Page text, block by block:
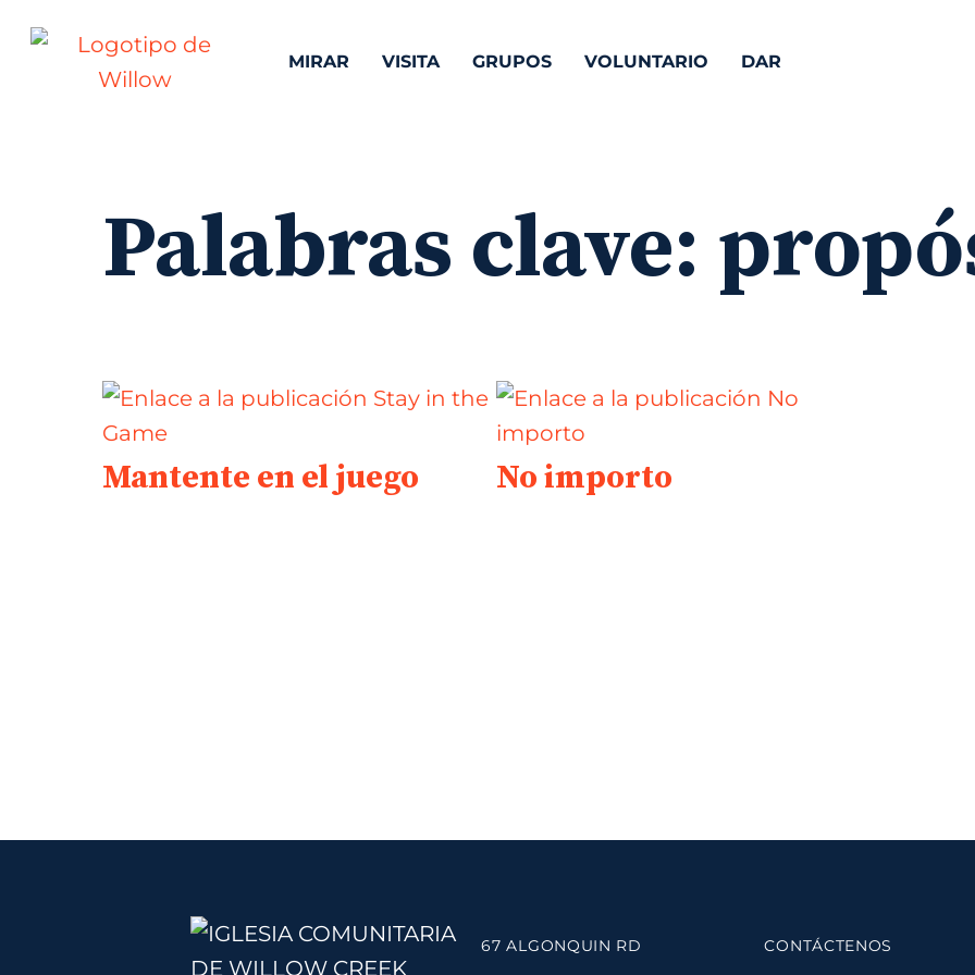
MIRAR VISITA GRUPOS VOLUNTARIO DAR
Palabras clave:
Mantente en el juego No importo
67 ALGONQUIN RD
CONTÁCTENOS